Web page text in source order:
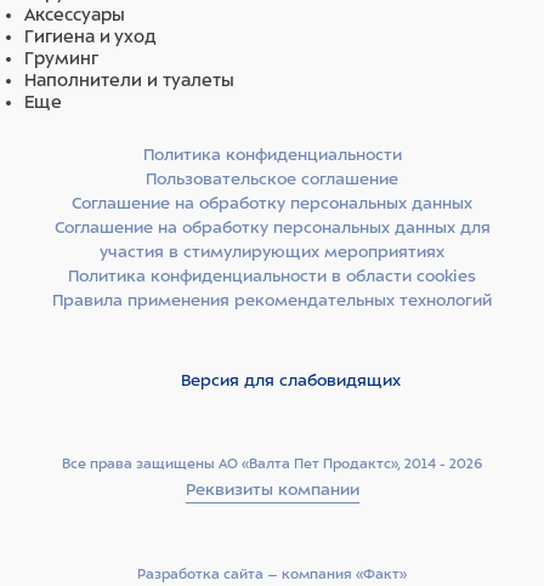
Аксессуары
Гигиена и уход
Груминг
Наполнители и туалеты
Еще
Все права защищены АО «Валта Пет Продактс», 2014 - 2026
Реквизиты компании
Политика конфиденциальности
Пользовательское соглашение
Соглашение на обработку персональных данных
Соглашение на обработку персональных данных для
участия в стимулирующих мероприятиях
Политика конфиденциальности в области cookies
Правила применения рекомендательных технологий
Версия для слабовидящих
Разработка сайта –­ компания «Факт»